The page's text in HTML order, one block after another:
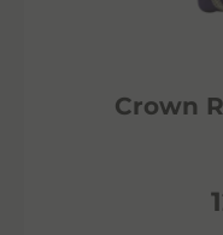
Crown